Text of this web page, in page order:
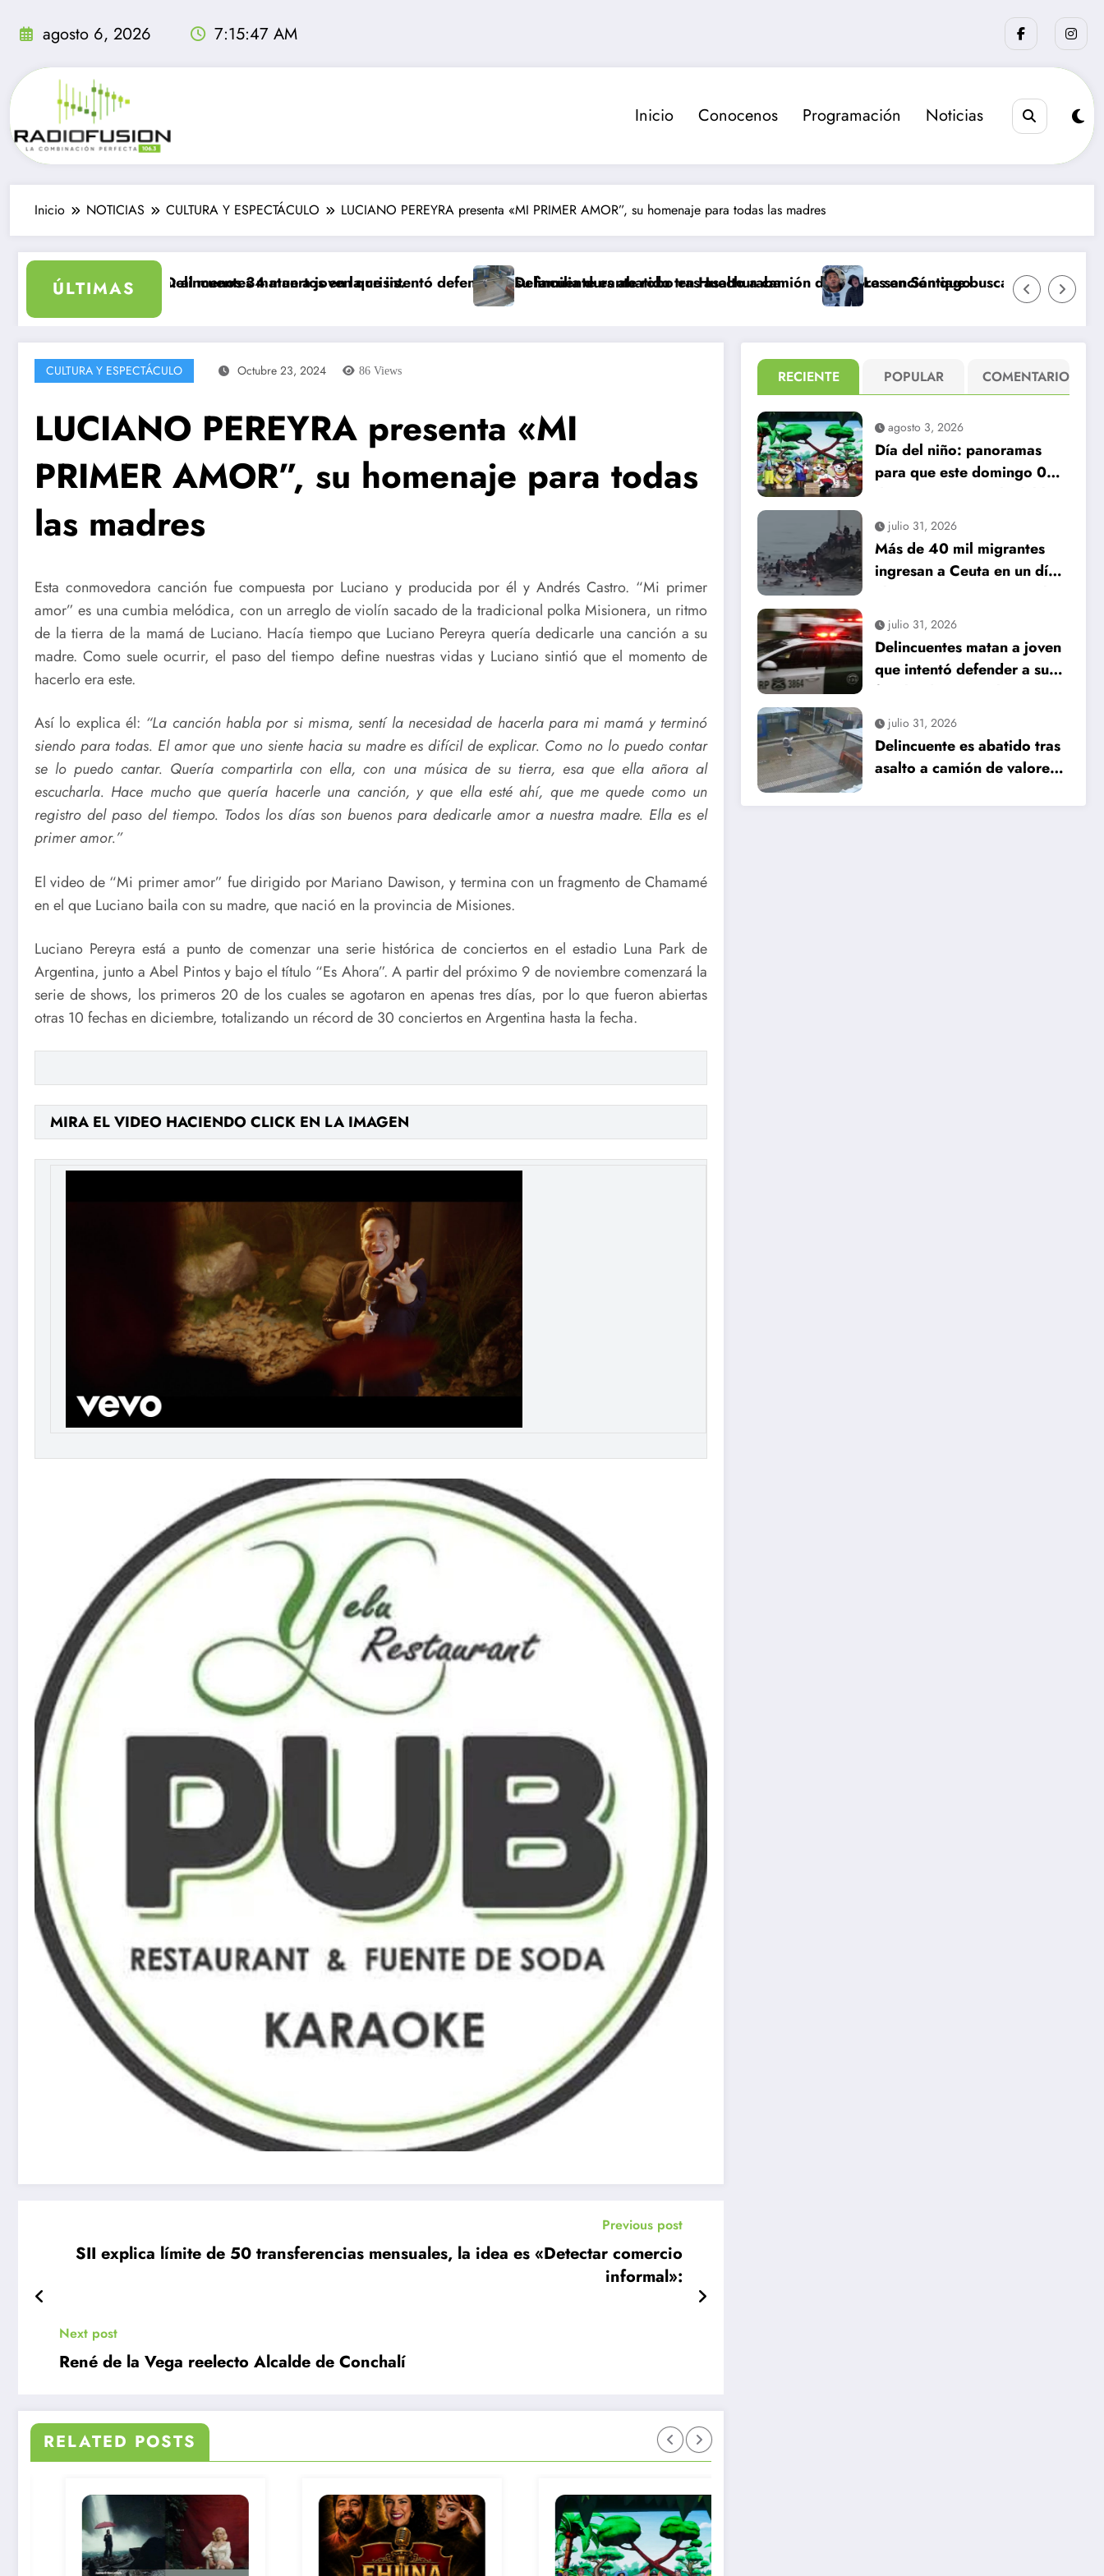
agosto 6, 2026 7:15:48 AM
Inicio Conocenos Programación Noticias
Inicio NOTICIAS CULTURA Y ESPECTÁCULO LUCIANO PEREYRA presenta «MI PRIMER AMOR”, su homenaje para todas las madres
ÚLTIMAS
un día: al menos 34 muertos en la crisis.
Delincuentes matan a joven que intentó defender a su familia durante robo en Huechuraba
Delincuente es abatido tras asalto a camión de valores en SantiagoLa sanción que busca el Gobierno para los
CULTURA Y ESPECTÁCULO Octubre 23, 2024 86 Views
LUCIANO PEREYRA presenta «MI
PRIMER AMOR”, su homenaje para todas
las madres
Esta conmovedora canción fue compuesta por Luciano y producida por él y Andrés Castro. “Mi primer
amor” es una cumbia melódica, con un arreglo de violín sacado de la tradicional polka Misionera, un ritmo
de la tierra de la mamá de Luciano. Hacía tiempo que Luciano Pereyra quería dedicarle una canción a su
madre. Como suele ocurrir, el paso del tiempo define nuestras vidas y Luciano sintió que el momento de
hacerlo era este.
Así lo explica él: “La canción habla por si misma, sentí la necesidad de hacerla para mi mamá y terminó
siendo para todas. El amor que uno siente hacia su madre es difícil de explicar. Como no lo puedo contar
se lo puedo cantar. Quería compartirla con ella, con una música de su tierra, esa que ella añora al
escucharla. Hace mucho que quería hacerle una canción, y que ella esté ahí, que me quede como un
registro del paso del tiempo. Todos los días son buenos para dedicarle amor a nuestra madre. Ella es el
primer amor.”
El video de “Mi primer amor” fue dirigido por Mariano Dawison, y termina con un fragmento de Chamamé
en el que Luciano baila con su madre, que nació en la provincia de Misiones.
Luciano Pereyra está a punto de comenzar una serie histórica de conciertos en el estadio Luna Park de
Argentina, junto a Abel Pintos y bajo el título “Es Ahora”. A partir del próximo 9 de noviembre comenzará la
serie de shows, los primeros 20 de los cuales se agotaron en apenas tres días, por lo que fueron abiertas
otras 10 fechas en diciembre, totalizando un récord de 30 conciertos en Argentina hasta la fecha.
MIRA EL VIDEO HACIENDO CLICK EN LA IMAGEN
Previous post
SII explica límite de 50 transferencias mensuales, la idea es «Detectar comercio
informal»:
Next post
René de la Vega reelecto Alcalde de Conchalí
RELATED POSTS
RECIENTE POPULAR COMENTARIO
agosto 3, 2026
Día del niño: panoramas
para que este domingo 09
julio 31, 2026
Más de 40 mil migrantes
ingresan a Ceuta en un día:
crisis.
julio 31, 2026
Delincuentes matan a joven
que intentó defender a su
familia durante robo en
Huechuraba
julio 31, 2026
Delincuente es abatido tras
asalto a camión de valores